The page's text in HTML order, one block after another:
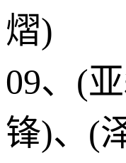
熠)
09、(
锋)、(